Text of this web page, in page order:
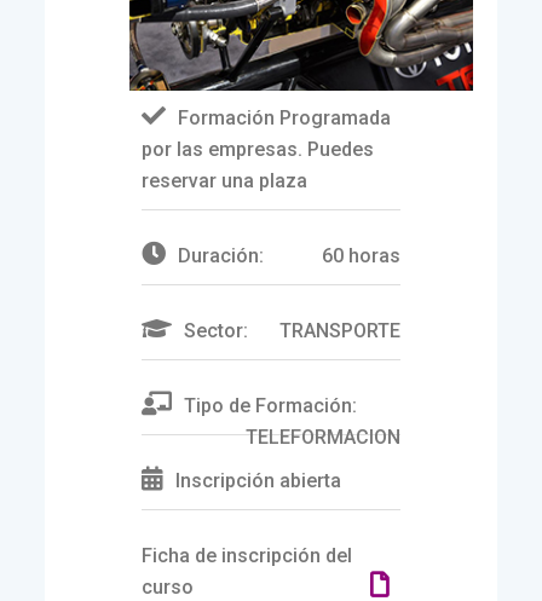
Formación Programada
por las empresas. Puedes
reservar una plaza
Duración: 60 horas
Sector: TRANSPORTE
Tipo de Formación:
TELEFORMACION
Inscripción abierta
Ficha de inscripción del
curso